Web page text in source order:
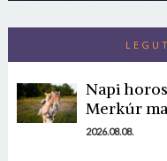
Napi
Merkúr
2026.08.08.